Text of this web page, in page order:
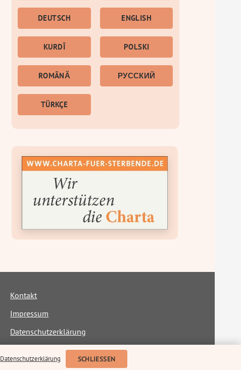
DEUTSCH ENGLISH
KURDÎ POLSKI
ROMÂNĂ РУССКИЙ
TÜRKÇE
Kontakt
Impressum
Datenschutzerklärung
Erklärung zur Barrierefreiheit
Datenschutzerklärung SCHLIESSEN